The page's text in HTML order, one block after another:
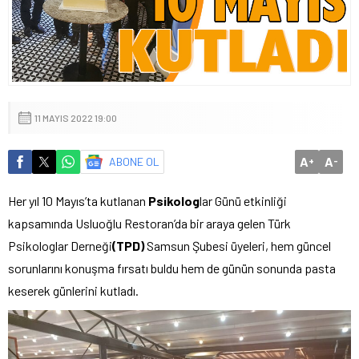
11 MAYIS 2022 19:00
ABONE OL A+ A-
Her yıl 10 Mayıs’ta kutlanan Psikologlar Günü etkinliği
kapsamında Usluoğlu Restoran’da bir araya gelen Türk
Psikologlar Derneği(TPD)Samsun Şubesi üyeleri, hem güncel
sorunlarını konuşma fırsatı buldu hem de günün sonunda pasta
keserek günlerini kutladı.